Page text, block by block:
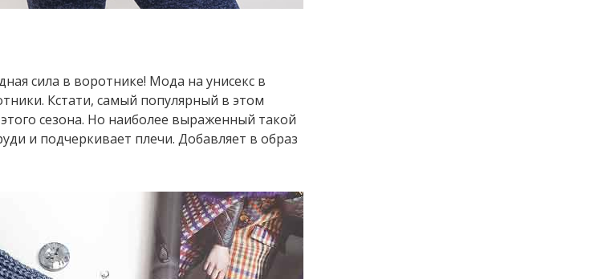
сила в воротнике! Мода на унисекс в
Кстати, самый популярный в этом
сезона. Но наиболее выраженный такой
и подчеркивает плечи. Добавляет в образ